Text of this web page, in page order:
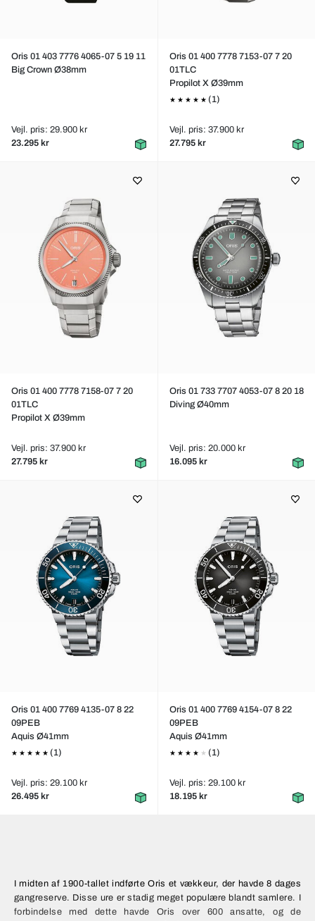
Oris 01 403 7776 4065-07 5 19 11
Big Crown Ø38mm
Vejl. pris: 29.900 kr
23.295 kr
Oris 01 400 7778 7153-07 7 20
01TLC
Propilot X Ø39mm
(1)
Vejl. pris: 37.900 kr
27.795 kr
Oris 01 400 7778 7158-07 7 20
01TLC
Propilot X Ø39mm
Vejl. pris: 37.900 kr
27.795 kr
Oris 01 733 7707 4053-07 8 20 18
Diving Ø40mm
Vejl. pris: 20.000 kr
16.095 kr
Oris 01 400 7769 4135-07 8 22
09PEB
Aquis Ø41mm
(1)
Vejl. pris: 29.100 kr
26.495 kr
Oris 01 400 7769 4154-07 8 22
09PEB
Aquis Ø41mm
(1)
Vejl. pris: 29.100 kr
18.195 kr
I midten af 1900-tallet indførte Oris et vækkeur, der havde 8 dages
gangreserve. Disse ure er stadig meget populære blandt samlere. I
forbindelse med dette havde Oris over 600 ansatte, og de